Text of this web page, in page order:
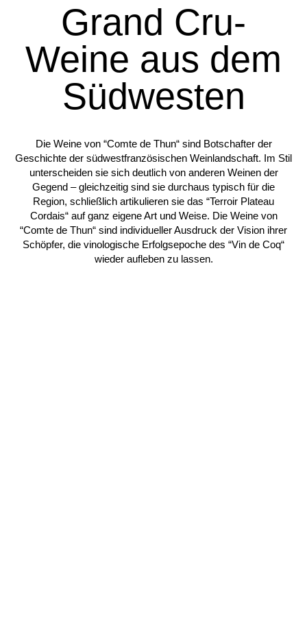
Grand Cru-
Weine aus dem
Südwesten
Die Weine von “Comte de Thun“ sind Botschafter der
Geschichte der südwestfranzösischen Weinlandschaft. Im Stil
unterscheiden sie sich deutlich von anderen Weinen der
Gegend – gleichzeitig sind sie durchaus typisch für die
Region, schließlich artikulieren sie das “Terroir Plateau
Cordais“ auf ganz eigene Art und Weise. Die Weine von
“Comte de Thun“ sind individueller Ausdruck der Vision ihrer
Schöpfer, die vinologische Erfolgsepoche des “Vin de Coq“
wieder aufleben zu lassen.